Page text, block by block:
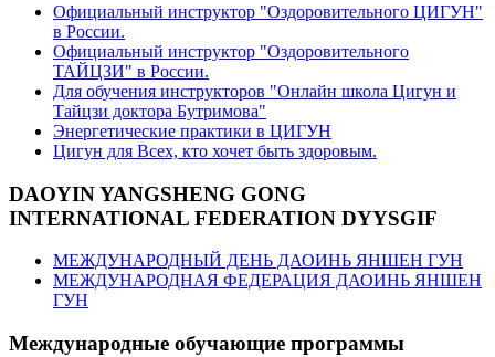
Официальный инструктор "Оздоровительного ЦИГУН"
в России.
Официальный инструктор "Оздоровительного
ТАЙЦЗИ" в России.
Для обучения инструкторов "Онлайн школа Цигун и
Тайцзи доктора Бутримова"
Энергетические практики в ЦИГУН
Цигун для Всех, кто хочет быть здоровым.
DAOYIN YANGSHENG GONG
INTERNATIONAL FEDERATION DYYSGIF
МЕЖДУНАРОДНЫЙ ДЕНЬ ДАОИНЬ ЯНШЕН ГУН
МЕЖДУНАРОДНАЯ ФЕДЕРАЦИЯ ДАОИНЬ ЯНШЕН
ГУН
Международные обучающие программы